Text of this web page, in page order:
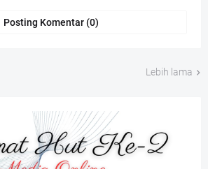
Posting Komentar (0)
Lebih lama